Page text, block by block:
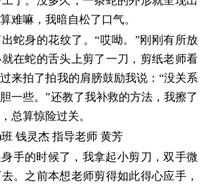
难嘛，我暗自松了口气。
蛇身的花纹了。“哎呦。”刚刚有所放
在蛇的舌头上剪了一刀，剪纸老师看
来拍了拍我的肩膀鼓励我说：“没关系
一些。”还教了我补救的方法，我擦了
总算惊险过关。
钱灵杰 指导老师 黄芳
手的时候了，我拿起小剪刀，双手微
。之前本想老师剪得如此得心应手，